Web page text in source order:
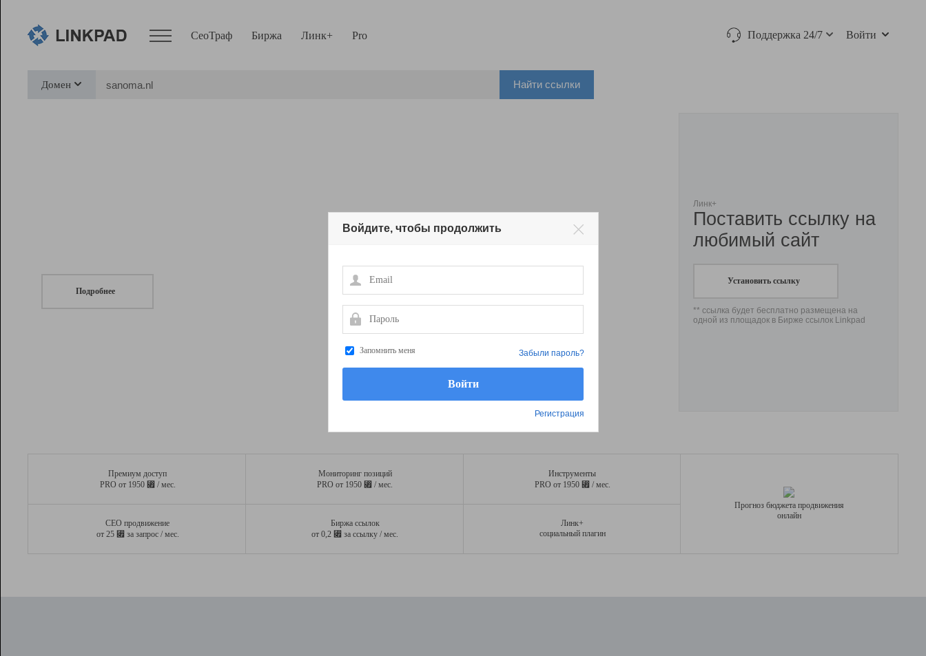
СеоТраф Биржа Линк+ Pro Поддержка 24/7 Войти
Домен Найти ссылки
Подробнее
Линк+
Поставить ссылку на
любимый сайт
Установить ссылку
** ссылка будет бесплатно размещена на
одной из площадок в Бирже ссылок Linkpad
Премиум доступ
PRO от 1950 ⃏ / мес.
Мониторинг позиций
PRO от 1950 ⃏ / мес.
Инструменты
PRO от 1950 ⃏ / мес.
СЕО продвижение
от 25 ⃏ за запрос / мес.
Биржа ссылок
от 0,2 ⃏ за ссылку / мес.
Линк+
социальный плагин
Прогноз бюджета продвижения
онлайн
Войдите, чтобы продолжить
Email
Пароль
Запомнить меня
Регистрация
Забыли пароль?